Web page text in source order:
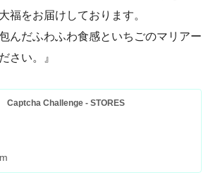
福をお届けしております。
んだふわふわ食感といちごのマリアー
さい。』
Captcha Challenge - STORES